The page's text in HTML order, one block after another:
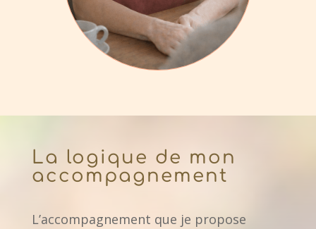
La logique de mon
accompagnement
L’accompagnement que je propose